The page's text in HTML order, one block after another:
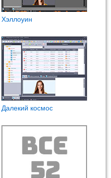
Хэллоуин
Далекий космос